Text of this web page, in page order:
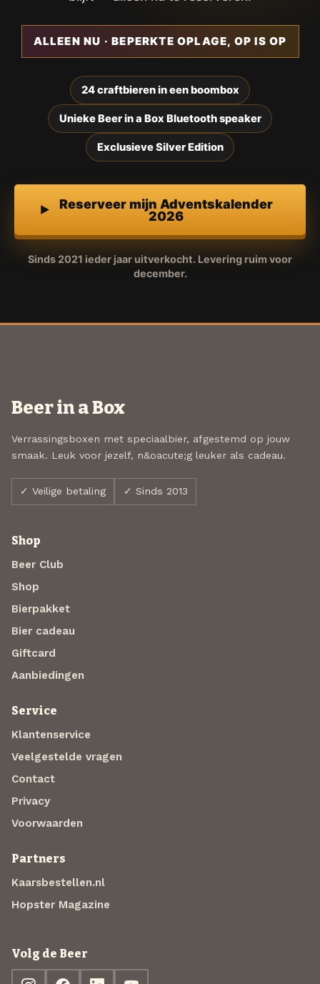
ALLEEN NU · BEPERKTE OPLAGE, OP IS OP
24 craftbieren in een boombox
Unieke Beer in a Box Bluetooth speaker
Exclusieve Silver Edition
Reserveer mijn Adventskalender
2026
Sinds 2021 ieder jaar uitverkocht. Levering ruim voor
december.
Beer in a Box
Verrassingsboxen met speciaalbier, afgestemd op jouw
smaak. Leuk voor jezelf, n&oacute;g leuker als cadeau.
✓ Veilige betaling ✓ Sinds 2013
Shop
Beer Club
Shop
Bierpakket
Bier cadeau
Giftcard
Aanbiedingen
Service
Klantenservice
Veelgestelde vragen
Contact
Privacy
Voorwaarden
Partners
Kaarsbestellen.nl
Hopster Magazine
Volg de Beer